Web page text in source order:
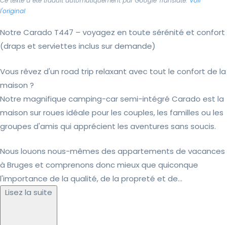
l'original
Notre Carado T447 – voyagez en toute sérénité et confort
(draps et serviettes inclus sur demande)
Vous rêvez d'un road trip relaxant avec tout le confort de la
maison ?
Notre magnifique camping-car semi-intégré Carado est la
maison sur roues idéale pour les couples, les familles ou les
groupes d'amis qui apprécient les aventures sans soucis.
Nous louons nous-mêmes des appartements de vacances
à Bruges et comprenons donc mieux que quiconque
l'importance de la qualité, de la propreté et de...
Lisez la suite